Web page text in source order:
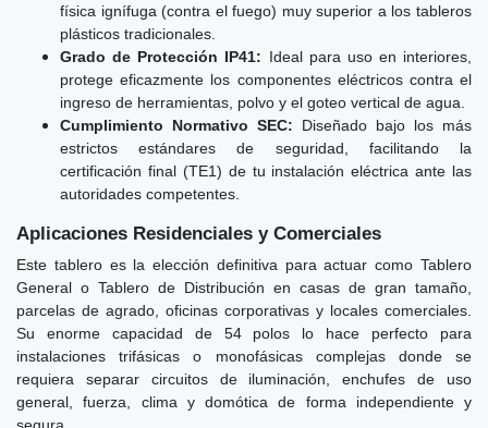
física ignífuga (contra el fuego) muy superior a los tableros
plásticos tradicionales.
Grado de Protección IP41: Ideal para uso en interiores,
protege eficazmente los componentes eléctricos contra el
ingreso de herramientas, polvo y el goteo vertical de agua.
Cumplimiento Normativo SEC: Diseñado bajo los más
estrictos estándares de seguridad, facilitando la
certificación final (TE1) de tu instalación eléctrica ante las
autoridades competentes.
Aplicaciones Residenciales y Comerciales
Este tablero es la elección definitiva para actuar como Tablero
General o Tablero de Distribución en casas de gran tamaño,
parcelas de agrado, oficinas corporativas y locales comerciales.
Su enorme capacidad de 54 polos lo hace perfecto para
instalaciones trifásicas o monofásicas complejas donde se
requiera separar circuitos de iluminación, enchufes de uso
general, fuerza, clima y domótica de forma independiente y
segura.